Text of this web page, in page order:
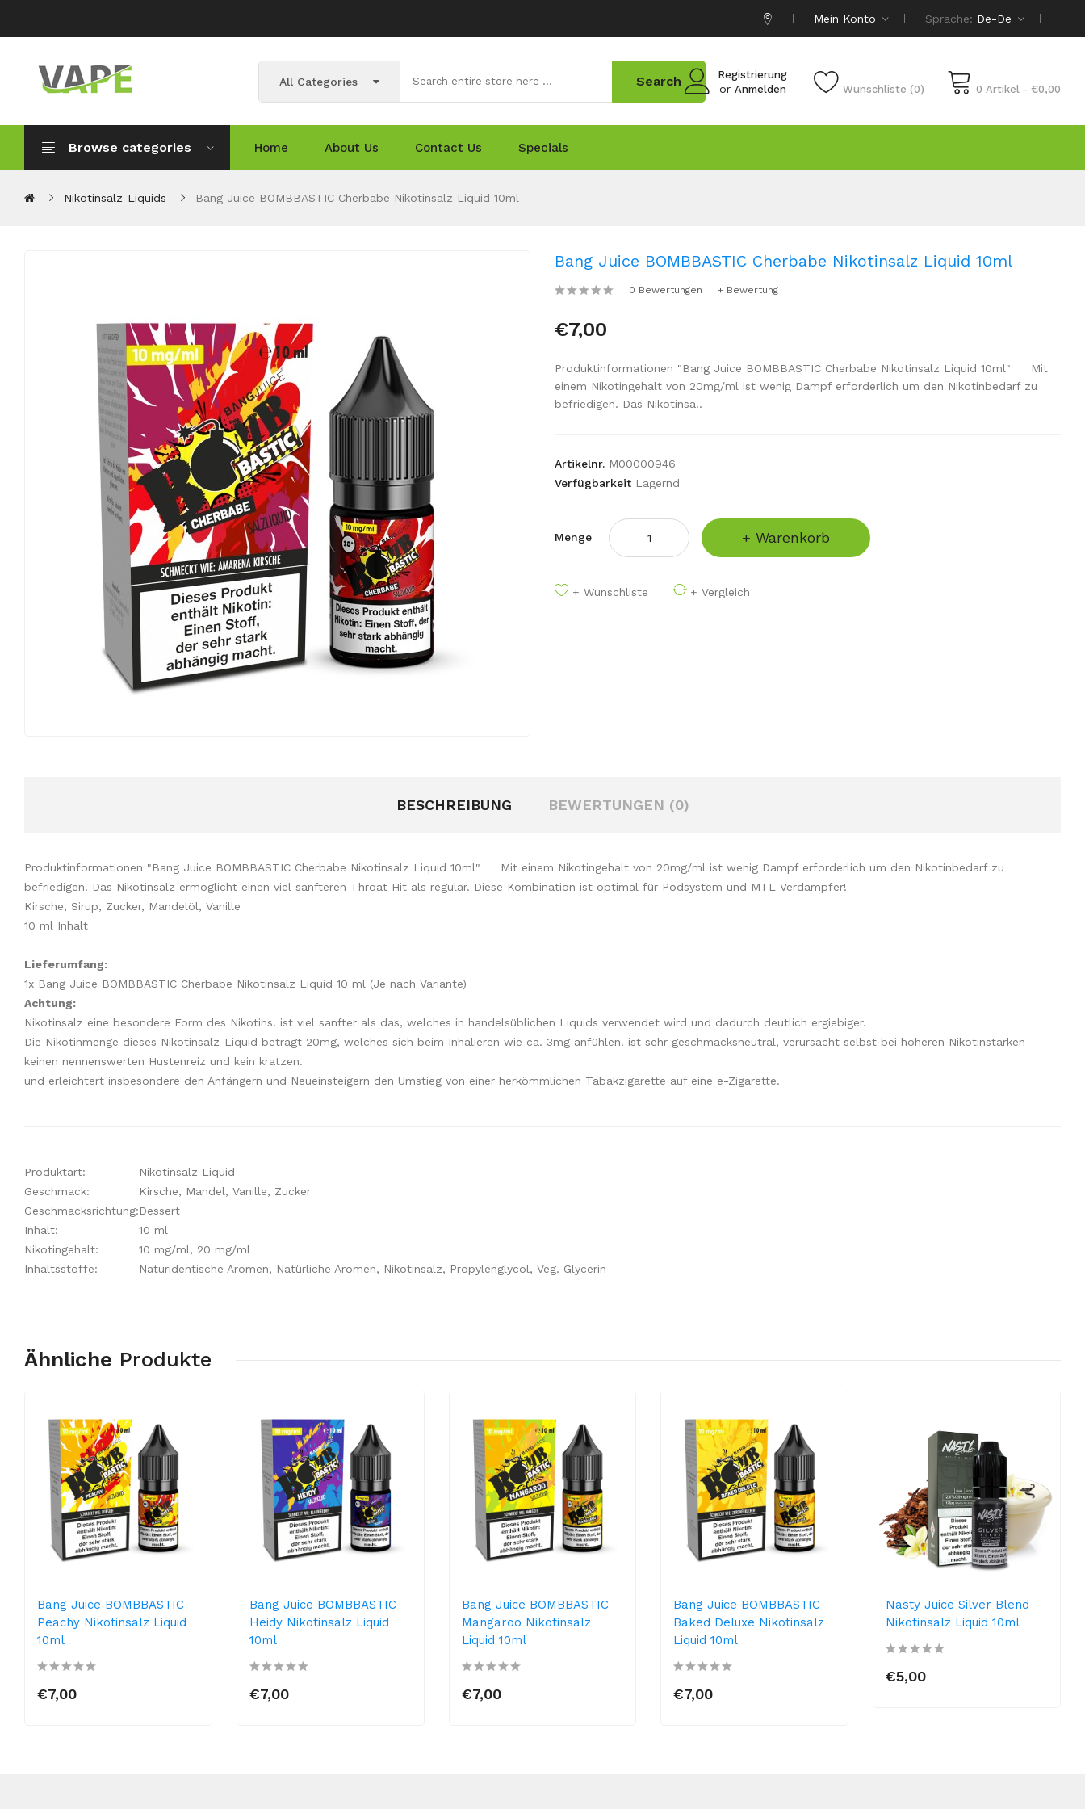
Mein Konto Sprache: De-De
Registrierung
or Anmelden Wunschliste (0) 0 Artikel - €0,00
All Categories Search
Browse categories Home About Us Contact Us Specials
Nikotinsalz-Liquids Bang Juice BOMBBASTIC Cherbabe Nikotinsalz Liquid 10ml
Bang Juice BOMBBASTIC Cherbabe Nikotinsalz Liquid 10ml
0 Bewertungen + Bewertung
€7,00
Produktinformationen "Bang Juice BOMBBASTIC Cherbabe Nikotinsalz Liquid 10ml" Mit
einem Nikotingehalt von 20mg/ml ist wenig Dampf erforderlich um den Nikotinbedarf zu
befriedigen. Das Nikotinsa..
Artikelnr. M00000946
Verfügbarkeit Lagernd
Menge + Warenkorb
+ Wunschliste + Vergleich
BESCHREIBUNG BEWERTUNGEN (0)
Produktinformationen "Bang Juice BOMBBASTIC Cherbabe Nikotinsalz Liquid 10ml" Mit einem Nikotingehalt von 20mg/ml ist wenig Dampf erforderlich um den Nikotinbedarf zu
befriedigen. Das Nikotinsalz ermöglicht einen viel sanfteren Throat Hit als regulär. Diese Kombination ist optimal für Podsystem und MTL-Verdampfer!
Kirsche, Sirup, Zucker, Mandelöl, Vanille
10 ml Inhalt
Lieferumfang:
1x Bang Juice BOMBBASTIC Cherbabe Nikotinsalz Liquid 10 ml (Je nach Variante)
Achtung:
Nikotinsalz eine besondere Form des Nikotins. ist viel sanfter als das, welches in handelsüblichen Liquids verwendet wird und dadurch deutlich ergiebiger.
Die Nikotinmenge dieses Nikotinsalz-Liquid beträgt 20mg, welches sich beim Inhalieren wie ca. 3mg anfühlen. ist sehr geschmacksneutral, verursacht selbst bei höheren Nikotinstärken
keinen nennenswerten Hustenreiz und kein kratzen.
und erleichtert insbesondere den Anfängern und Neueinsteigern den Umstieg von einer herkömmlichen Tabakzigarette auf eine e-Zigarette.
Produktart:
Nikotinsalz Liquid
Geschmack:
Kirsche, Mandel, Vanille, Zucker
Geschmacksrichtung:Dessert
Inhalt:
10 ml
Nikotingehalt:
10 mg/ml, 20 mg/ml
Inhaltsstoffe:
Naturidentische Aromen, Natürliche Aromen, Nikotinsalz, Propylenglycol, Veg. Glycerin
Ähnliche Produkte
Bang Juice BOMBBASTIC
Peachy Nikotinsalz Liquid
10ml
€7,00
Bang Juice BOMBBASTIC
Heidy Nikotinsalz Liquid
10ml
€7,00
Bang Juice BOMBBASTIC
Mangaroo Nikotinsalz
Liquid 10ml
€7,00
Bang Juice BOMBBASTIC
Baked Deluxe Nikotinsalz
Liquid 10ml
€7,00
Nasty Juice Silver Blend
Nikotinsalz Liquid 10ml
€5,00